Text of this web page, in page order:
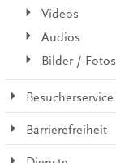
Videos
Audios
Bilder / Fotos
Besucherservice
Barrierefreiheit